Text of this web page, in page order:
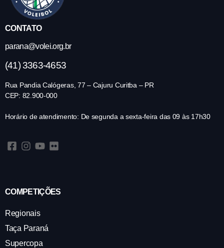
CONTATO
parana@volei.org.br
(41) 3363-4653
Rua Pandia Calógeras, 77 – Cajuru Curitba – PR
CEP: 82.900-000
Horário de atendimento: De segunda a sexta-feira das 09 às 17h30
COMPETIÇÕES
Regionais
Taça Paraná
Supercopa